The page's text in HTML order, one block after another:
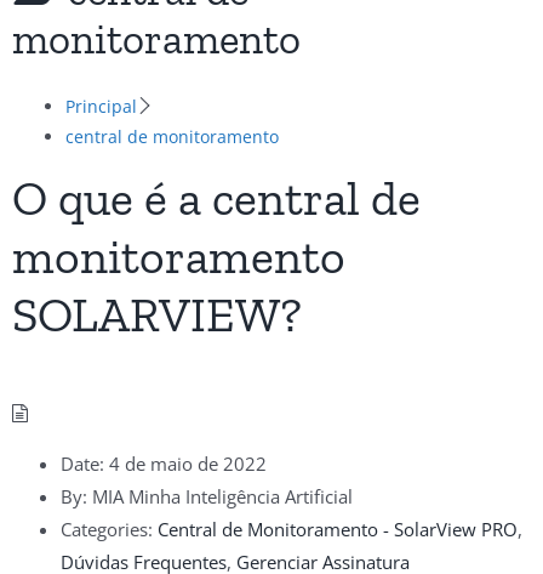
monitoramento
Principal
central de monitoramento
O que é a central de
monitoramento
SOLARVIEW?
Date: 4 de maio de 2022
By: MIA Minha Inteligência Artificial
Categories: Central de Monitoramento - SolarView PRO,
Dúvidas Frequentes, Gerenciar Assinatura